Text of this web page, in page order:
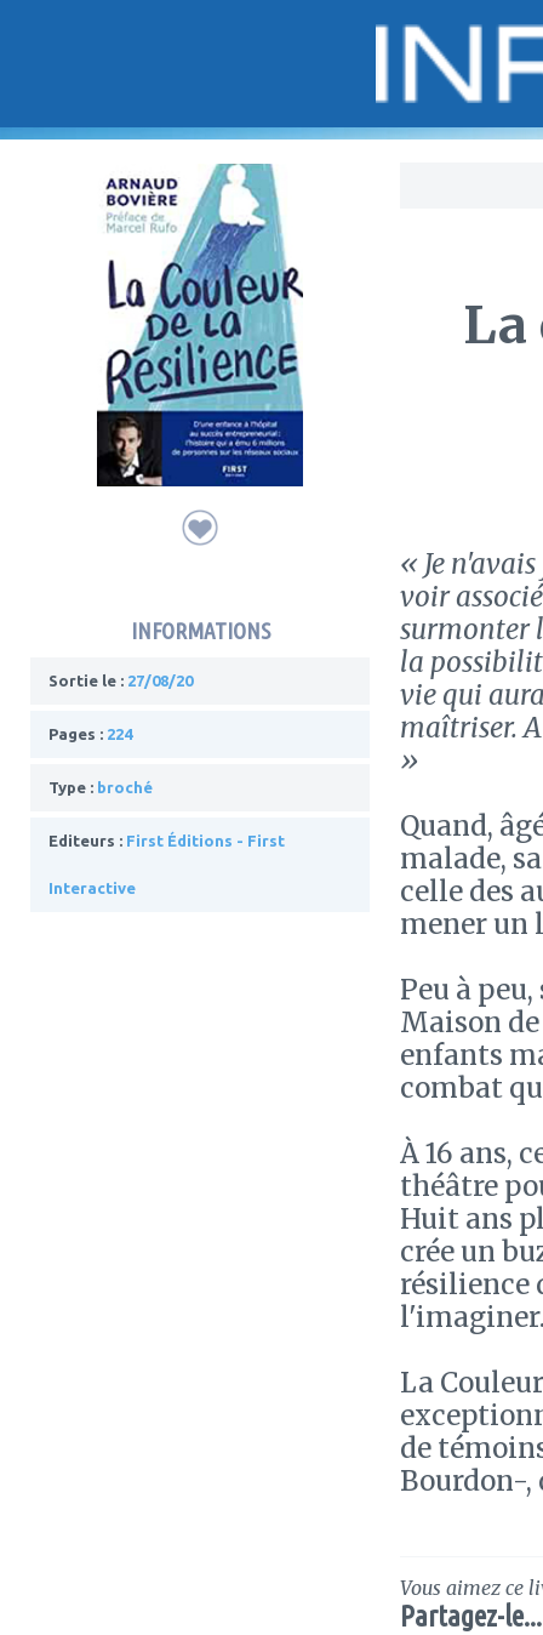
INFORMATIONS
Sortie le : 27/08/20
Pages : 224
Type : broché
Editeurs : First Éditions - First
Interactive
La
« Je
voir
surmonter
la
vie qui
maîtriser.
»
Quand,
malade,
celle des
mener un
Peu à
Maison
enfants
combat
À 16 ans,
théâtre
Huit ans
crée un
résilience
La
de
Bourdon-
Vous aimez ce
Partagez-le...